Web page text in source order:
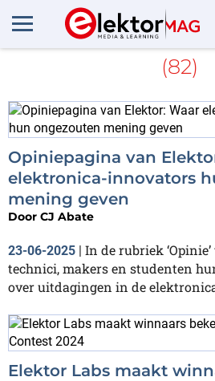
Meer over
(82)
Opiniepagina van
elektronica-innovators
mening geven
Door CJ Abate
23-06-2025 | In de rubriek
technici, makers en studenten
over uitdagingen in de
Elektor Labs maakt